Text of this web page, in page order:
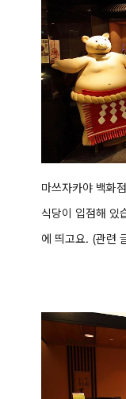
마쓰자카야 백화
식당이 입점해 있
에 띄고요. (관련